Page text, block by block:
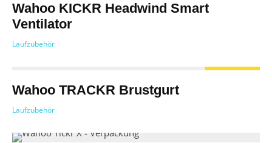
Wahoo KICKR Headwind Smart
Ventilator
Laufzubehör
Wahoo TRACKR Brustgurt
Laufzubehör